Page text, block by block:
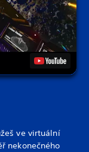
ve virtuální
nekonečného